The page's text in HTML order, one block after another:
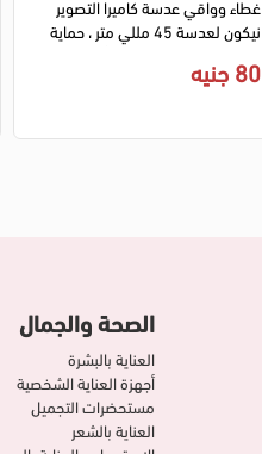
غطاء وواقي عدسة كاميرا التصوير
نيكون لعدسة 45 مللي متر ، حماية
45
80 جنيه
الصحة والجمال
العناية بالبشرة
أجهزة العناية الشخصية
مستحضرات التجميل
العناية بالشعر